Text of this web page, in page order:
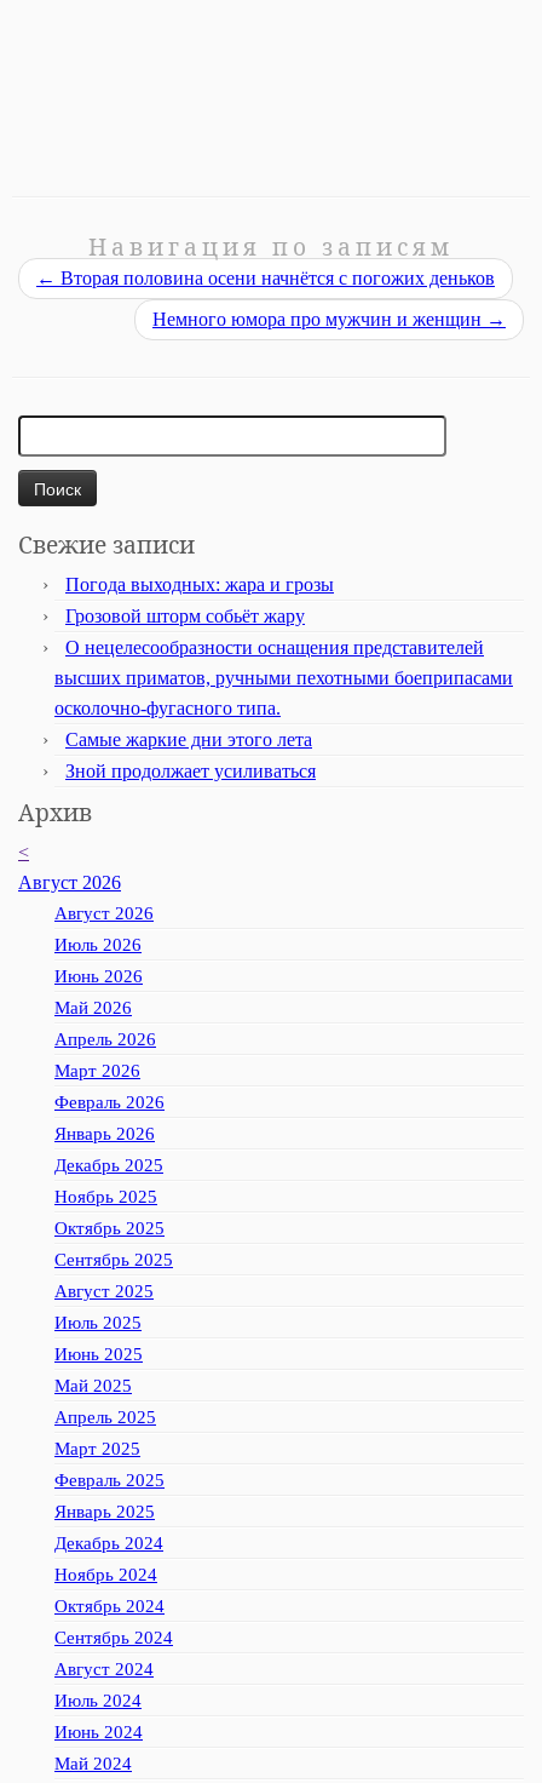
Навигация по записям
← Вторая половина осени начнётся с погожих деньков
Немного юмора про мужчин и женщин →
Свежие записи
Погода выходных: жара и грозы
Грозовой шторм собьёт жару
О нецелесообразности оснащения представителей
высших приматов, ручными пехотными боеприпасами
осколочно-фугасного типа.
Самые жаркие дни этого лета
Зной продолжает усиливаться
Архив
<
Август 2026
Август 2026
Июль 2026
Июнь 2026
Май 2026
Апрель 2026
Март 2026
Февраль 2026
Январь 2026
Декабрь 2025
Ноябрь 2025
Октябрь 2025
Сентябрь 2025
Август 2025
Июль 2025
Июнь 2025
Май 2025
Апрель 2025
Март 2025
Февраль 2025
Январь 2025
Декабрь 2024
Ноябрь 2024
Октябрь 2024
Сентябрь 2024
Август 2024
Июль 2024
Июнь 2024
Май 2024